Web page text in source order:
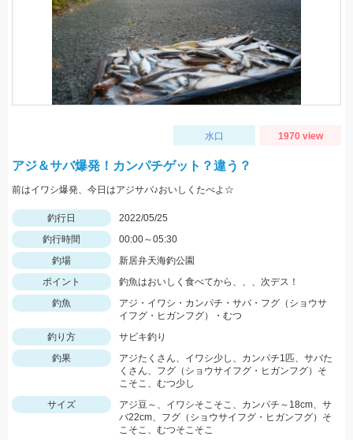
水口 1970 view
アジ＆サバ爆発！カンパチゲット？違う？
前はイワシ爆発、今日はアジサバ♪おいしくたべよ☆
釣行日
2022/05/25
釣行時間
00:00～05:30
釣場
新居弁天海釣公園
ポイント
釣魚はおいしく食べてから、、、次デス！
釣魚
アジ・イワシ・カンパチ・サバ・フグ（ショウサ
イフグ・ヒガンフグ）・むつ
釣り方
サビキ釣り
釣果
アジたくさん、イワシ少し、カンパチ1匹、サバた
くさん、フグ（ショウサイフグ・ヒガンフグ）そ
こそこ、むつ少し
サイズ
アジ豆～、イワシそこそこ、カンパチ～18cm、サ
バ22cm、フグ（ショウサイフグ・ヒガンフグ）そ
こそこ、むつそこそこ